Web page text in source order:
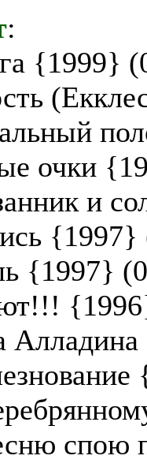
:
{1999}
очки
и
{1997}
{1997}
спою